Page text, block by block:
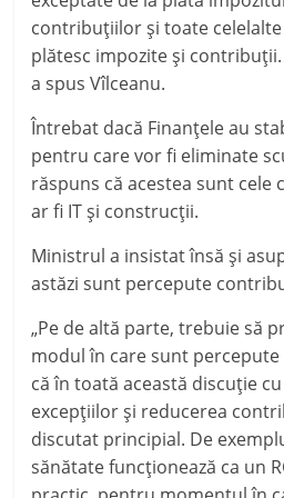
contribuţiilor şi toate
plătesc impozite şi
a spus Vîlceanu.
Întrebat dacă Finanţele au
pentru care vor fi eliminate
răspuns că acestea sunt cele
ar fi IT şi construcţii.
Ministrul a insistat însă şi
astăzi sunt percepute
„Pe de altă parte, trebuie să
modul în care sunt
că în toată această discuţie
excepţiilor şi reducerea
discutat principial. De
sănătate funcţionează ca un